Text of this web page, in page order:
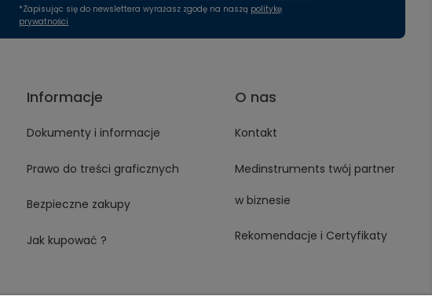
*Zapisując się do newslettera wyrażasz zgodę na naszą politykę
prywatności
Informacje
Dokumenty i informacje
Prawo do treści graficznych
Bezpieczne zakupy
Jak kupować ?
O nas
Kontakt
Medinstruments twój partner
w biznesie
Rekomendacje i Certyfikaty